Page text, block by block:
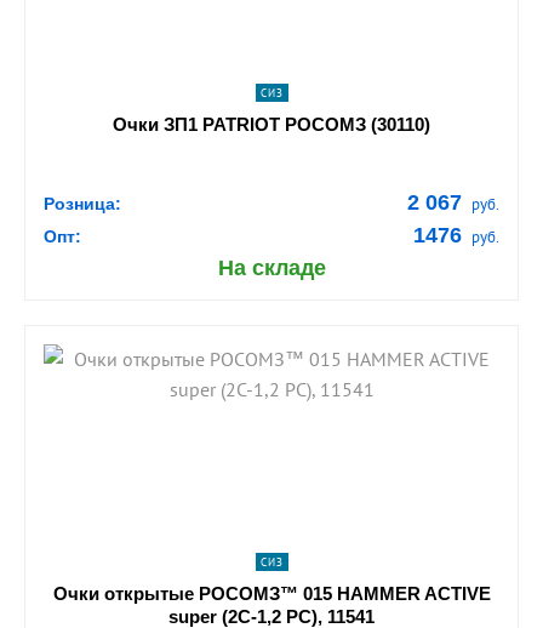
СИЗ
Очки ЗП1 PATRIOT РОСОМЗ (30110)
Розница: 2 067 руб.
Опт: 1476 руб.
На складе
shopping_cart В КОРЗИНУ
СИЗ
Очки открытые РОСОМЗ™ 015 HAMMER ACTIVЕ
super (2C-1,2 PC), 11541